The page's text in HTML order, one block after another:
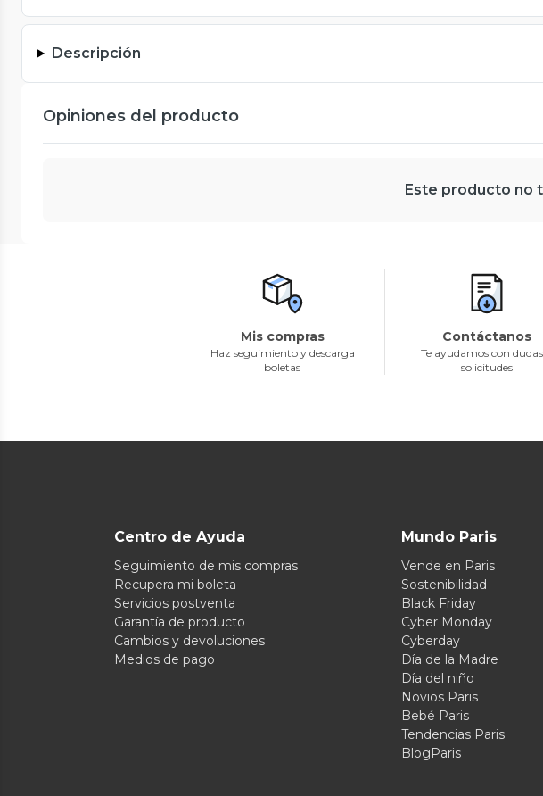
Descripción
Opiniones del producto
Este producto no
Mis compras
Haz seguimiento y descarga
boletas
Contáctanos
Te ayudamos con
solicitudes
Centro de Ayuda
Seguimiento de mis compras
Recupera mi boleta
Servicios postventa
Garantía de producto
Cambios y devoluciones
Medios de pago
Mundo Paris
Vende en Paris
Sostenibilidad
Black Friday
Cyber Monday
Cyberday
Día de la Madre
Día del niño
Novios Paris
Bebé Paris
Tendencias Paris
BlogParis